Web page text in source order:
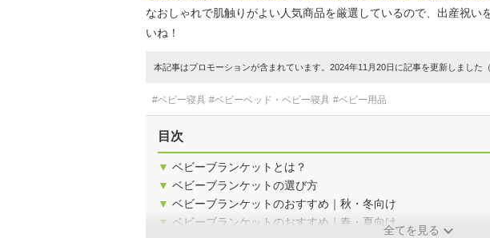
なおしゃれで肌触りがよい人気商品を厳選しているので、出産祝い
いね！
本記事はプロモーションが含まれています。2024年11月20日に記事を更新しました
#ベビー寝具 #ベビーベッド・ベビー寝具 #ベビー用品
目次
▼ ベビーブランケットとは？
▼ ベビーブランケットの選び方
▼ ベビーブランケットのおすすめ｜秋・冬向け
▼ ベビーブランケットのおすすめ｜春・夏向け
全てを見る